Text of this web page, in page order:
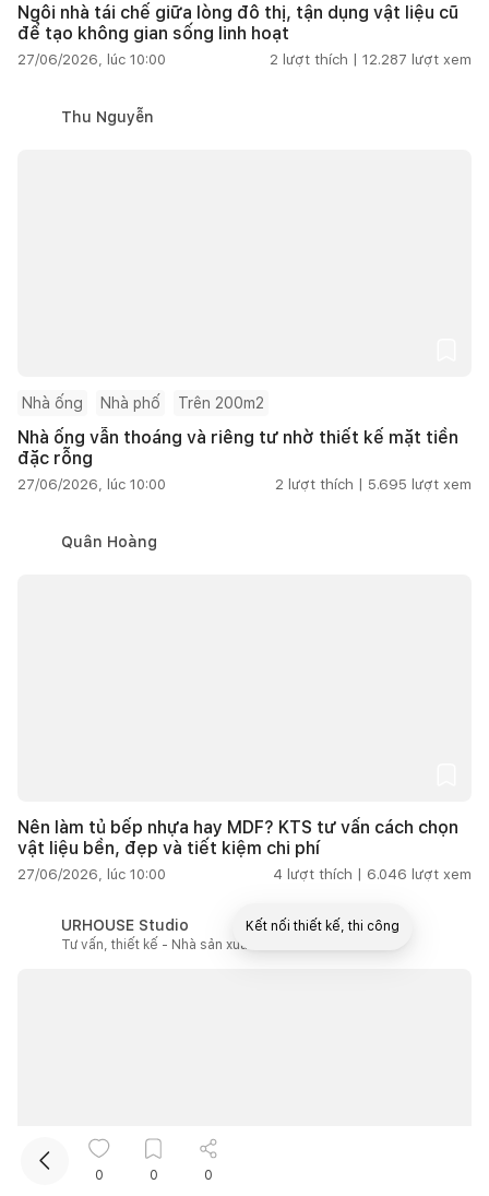
Ngôi nhà tái chế giữa lòng đô thị, tận dụng vật liệu cũ
để tạo không gian sống linh hoạt
27/06/2026, lúc 10:00 2 lượt thích | 12.287 lượt xem
Thu Nguyễn
Nhà ống Nhà phố Trên 200m2
Nhà ống vẫn thoáng và riêng tư nhờ thiết kế mặt tiền
đặc rỗng
27/06/2026, lúc 10:00 2 lượt thích | 5.695 lượt xem
Quân Hoàng
Nên làm tủ bếp nhựa hay MDF? KTS tư vấn cách chọn
vật liệu bền, đẹp và tiết kiệm chi phí
27/06/2026, lúc 10:00 4 lượt thích | 6.046 lượt xem
URHOUSE Studio
Tư vấn, thiết kế - Nhà sản xuất
0 0 0
Kết nối thiết kế, thi công